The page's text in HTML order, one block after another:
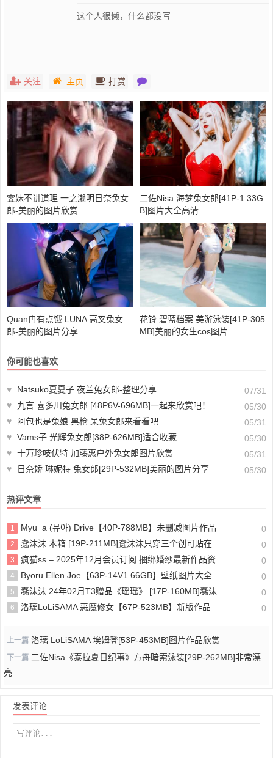
这个人很懒，什么都没写
关注 主页 打赏
雯妹不讲道理 一之濑明日奈兔女
郎-美丽的图片欣赏
二佐Nisa 海梦兔女郎[41P-1.33G
B]图片大全高清
Quan冉有点饿 LUNA 高叉兔女
郎-美丽的图片分享
花铃 碧蓝档案 美游泳装[41P-305
MB]美丽的女生cos图片
你可能也喜欢
♥ Natsuko夏夏子 夜兰兔女郎-整理分享
07/31
♥
九言 喜多川兔女郎 [48P6V-696MB]一起来欣赏吧！
05/30
♥
阿包也是兔娘 黑枪 呆兔女郎来看看吧
05/31
♥ Vams子 光辉兔女郎[38P-626MB]适合收藏
05/30
♥ 十万珍吱伏特 加藤惠户外兔女郎图片欣赏
05/31
♥
日奈娇 琳妮特 兔女郎[29P-532MB]美丽的图片分享 05/30
热评文章
1 Myu_a (뮤아) Drive【40P-788MB】未删减图片作品 0
2 蠢沫沫 木箱 [19P-211MB]蠢沫沫只穿三个创可贴在哪找？ 0
3 疯猫ss – 2025年12月会员订阅 捆绑婚纱最新作品资源下载 0
4 Byoru Ellen Joe【63P-14V1.66GB】壁纸图片大全 0
5 蠢沫沫 24年02月T3赠品《瑶瑶》 [17P-160MB]蠢沫沫创可贴图片 0
6 洛璃LoLiSAMA 恶魔修女【67P-523MB】新版作品 0
上一篇 洛璃 LoLiSAMA 埃姆登[53P-453MB]图片作品欣赏
下一篇 二佐Nisa《泰拉夏日纪事》方舟暗索泳装[29P-262MB]非常漂
亮
发表评论